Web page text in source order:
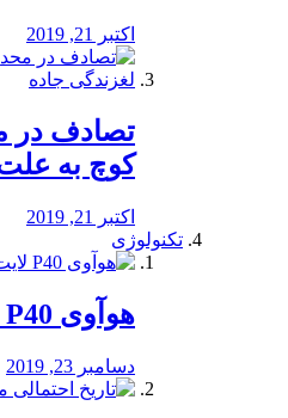
اکتبر 21, 2019
تصادف در
کوچ به
اکتبر 21, 2019
تکنولوژی
هوآوی P40 لایت احتمالا موبا
دسامبر 23, 2019